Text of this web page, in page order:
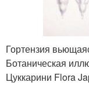
Гортензия
Ботаническая
Цуккарини Flora